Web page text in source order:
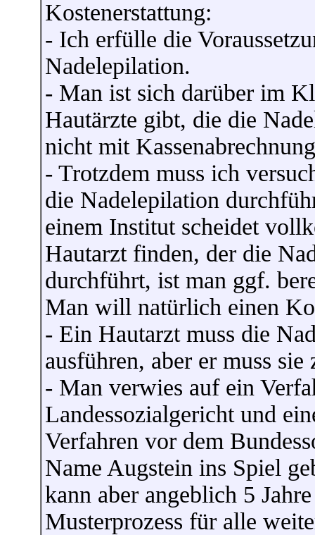
Kostenerstattung:
- Ich erfülle die
Nadelepilation.
- Man ist sich darüber im
Hautärzte gibt, die die
nicht mit
- Trotzdem muss ich
die Nadelepilation
einem Institut scheidet
Hautarzt finden, der die
durchführt, ist man ggf.
Man will natürlich einen
- Ein Hautarzt muss die
ausführen, aber er muss
- Man verwies auf ein
Landessozialgericht und
Verfahren vor dem
Name Augstein ins Spiel
kann aber angeblich 5
Musterprozess für alle